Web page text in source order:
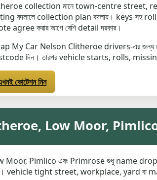
collection মানে town-centre street,
বদলালে collection plan বদলায়। keys সহ
agree করার আগে বেশি detail দরকার।
My Car Nelson Clitheroe drivers-এর জন্য
দিন। তারপর vehicle starts, rolls,
কোটেশন নিন
Low Moor, Pimlico
Moor, Pimlico এবং Primrose শুধু name
vehicle tight street, workplace, yard বা